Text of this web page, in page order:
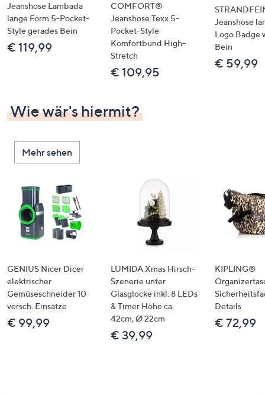
Jeanshose Lambada
lange Form 5-Pocket-
Style gerades Bein
€ 119,99
COMFORT®
Jeanshose Texx 5-
Pocket-Style
Komfortbund High-
Stretch
€ 109,95
Jeanshose
Logo Badge
Bein
€ 59,99
Wie wär's hiermit?
Mehr sehen
GENIUS Nicer Dicer
elektrischer
Gemüseschneider 10
versch. Einsätze
€ 99,99
LUMIDA Xmas Hirsch-
Szenerie unter
Glasglocke inkl. 8 LEDs
& Timer Höhe ca.
42cm, Ø 22cm
€ 39,99
KIPLING®
Details
€ 72,99